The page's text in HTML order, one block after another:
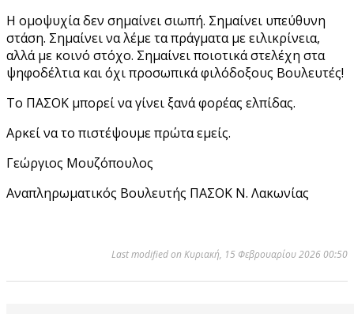
Η ομοψυχία δεν σημαίνει σιωπή. Σημαίνει υπεύθυνη
στάση. Σημαίνει να λέμε τα πράγματα με ειλικρίνεια,
αλλά με κοινό στόχο. Σημαίνει ποιοτικά στελέχη στα
ψηφοδέλτια και όχι προσωπικά φιλόδοξους Βουλευτές!
Το ΠΑΣΟΚ μπορεί να γίνει ξανά φορέας ελπίδας.
Αρκεί να το πιστέψουμε πρώτα εμείς.
Γεώργιος Μουζόπουλος
Αναπληρωματικός Βουλευτής ΠΑΣΟΚ Ν. Λακωνίας
Last modified on Κυριακή, 15 Φεβρουαρίου 2026 00:50